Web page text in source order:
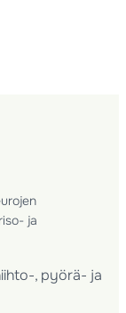
ja
, pyörä- ja